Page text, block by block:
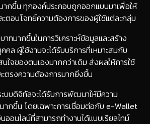
ากขึ้น ทุกองค์ประกอบถูกออกแบบมาเพื่อให้
ะตอบโจทย์ความต้องการของผู้ใช้แต่ละกลุ่ม
าทมากขึ้นในการวิเคราะห์ข้อมูลและสร้าง
ล ผู้ใช้งานจะได้รับบริการที่เหมาะสมกับ
ใจของตนเองมากกว่าเดิม ส่งผลให้การใช้
ตรงความต้องการมากยิ่งขึ้น
ะบบดิจิทัลจะได้รับการพัฒนาให้มีความ
ากขึ้น โดยเฉพาะการเชื่อมต่อกับ e-Wallet
ออนไลน์ที่สามารถทำงานได้แบบเรียลไทม์